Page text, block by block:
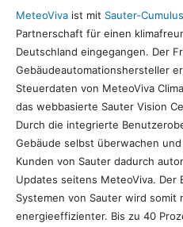
MeteoViva ist mit Sauter-Cumulus
Partnerschaft für einen
Deutschland eingegangen. Der
Gebäudeautomationshersteller
Steuerdaten von MeteoViva
das webbasierte Sauter Vision
Durch die integrierte
Gebäude selbst überwachen
Kunden von Sauter dadurch
Updates seitens MeteoViva. Der
Systemen von Sauter wird
energieeffizienter. Bis zu 40